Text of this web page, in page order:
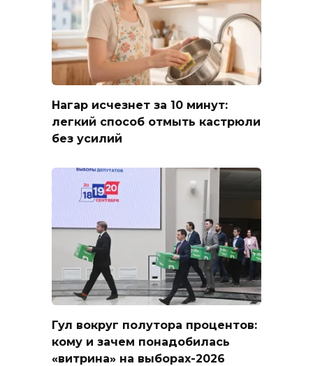
Нагар исчезнет за 10 минут:
легкий способ отмыть кастрюли
без усилий
Гул вокруг полутора процентов:
кому и зачем понадобилась
«витрина» на выборах-2026